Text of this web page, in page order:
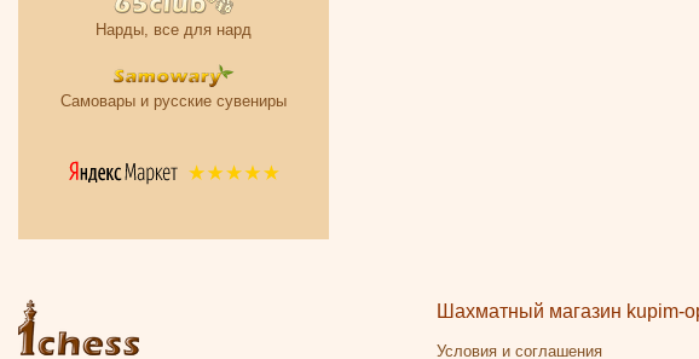
Нарды, все для нард
Самовары и русские сувениры
Шахматный магазин kupim-
Условия и соглашения